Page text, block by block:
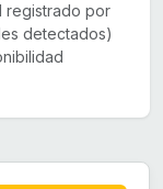
registrado por
detectados)